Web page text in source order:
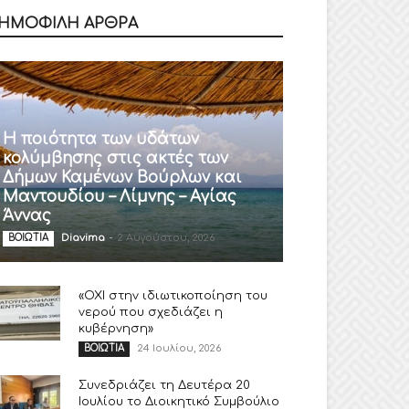
ΑΡΘΡΑ
Η ποιότητα των υδάτων
κολύμβησης στις ακτές των
Δήμων Καμένων Βούρλων και
Μαντουδίου – Λίμνης – Αγίας
Άννας
ΒΟΙΩΤΙΑ Diavima - 2 Αυγούστου, 2026
«ΟΧΙ στην ιδιωτικοποίηση του
νερού που σχεδιάζει η
κυβέρνηση»
ΒΟΙΩΤΙΑ 24 Ιουλίου, 2026
Συνεδριάζει τη Δευτέρα 20
Ιουλίου το Διοικητικό Συμβούλιο